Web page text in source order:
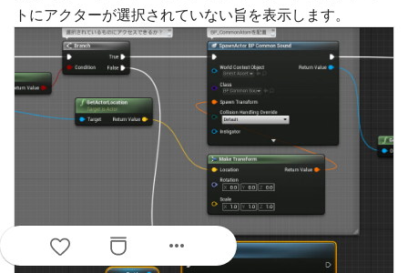
トにアクターが選択されていない旨を表示します。
more_horiz